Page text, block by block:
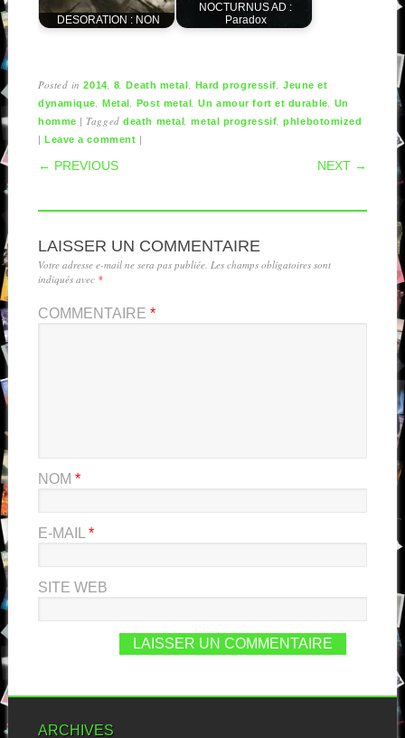
DESORATION : NON
NOCTURNUS AD :
Paradox
Posted in2014, 8,Death metal, Hard progressif, Jeune et
dynamique,Metal, Post metal,Un amour fort et durable, Un
homme |Taggeddeath metal,metal progressif,phlebotomized
|Leave a comment |
POST NAVIGATION
← PREVIOUS NEXT →
LAISSER UN COMMENTAIRE
Votre adresse e-mail ne sera pas publiée. Les champs obligatoires sont
indiqués avec *
COMMENTAIRE *
NOM *
E-MAIL *
SITE WEB
ARCHIVES